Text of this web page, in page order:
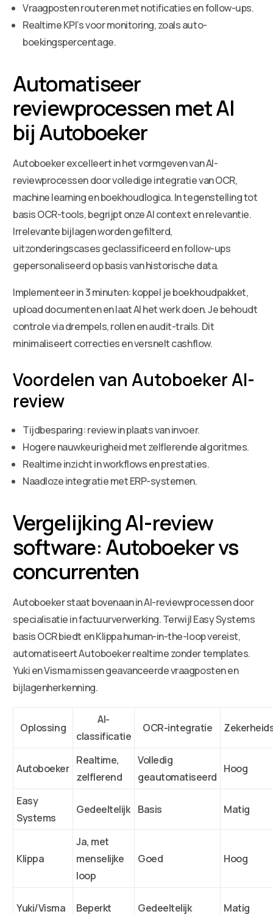
Vraagposten routeren met notificaties en follow-ups.
Realtime KPI’s voor monitoring, zoals auto-
boekingspercentage.
Automatiseer
reviewprocessen met AI
bij Autoboeker
Autoboeker excelleert in het vormgeven van AI-
reviewprocessen door volledige integratie van OCR,
machine learning en boekhoudlogica. In tegenstelling tot
basis OCR-tools, begrijpt onze AI context en relevantie.
Irrelevante bijlagen worden gefilterd,
uitzonderingscases geclassificeerd en follow-ups
gepersonaliseerd op basis van historische data.
Implementeer in 3 minuten: koppel je boekhoudpakket,
upload documenten en laat AI het werk doen. Je behoudt
controle via drempels, rollen en audit-trails. Dit
minimaliseert correcties en versnelt cashflow.
Voordelen van Autoboeker AI-
review
Tijdbesparing: review in plaats van invoer.
Hogere nauwkeurigheid met zelflerende algoritmes.
Realtime inzicht in workflows en prestaties.
Naadloze integratie met ERP-systemen.
Vergelijking AI-review
software: Autoboeker vs
concurrenten
Autoboeker staat bovenaan in AI-reviewprocessen door
specialisatie in factuurverwerking. Terwijl Easy Systems
basis OCR biedt en Klippa human-in-the-loop vereist,
automatiseert Autoboeker realtime zonder templates.
Yuki en Visma missen geavanceerde vraagposten en
bijlagenherkenning.
Oplossing
AI-
classificatie
OCR-integratie
Autoboeker
Realtime,
zelflerend
Volledig
geautomatiseerd
Hoog
Easy
Systems
Gedeeltelijk Basis Matig
Klippa
Ja, met
menselijke
loop
Goed Hoog
Yuki/Visma Beperkt Gedeeltelijk Matig